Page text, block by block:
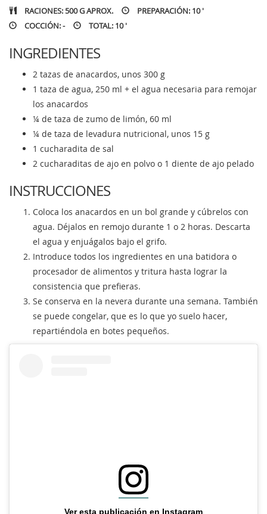
RACIONES: 500 G APROX.
PREPARACIÓN: 10 '
COCCIÓN: -
TOTAL: 10 '
INGREDIENTES
2 tazas de anacardos, unos 300 g
1 taza de agua, 250 ml + el agua necesaria para remojar
los anacardos
¼ de taza de zumo de limón, 60 ml
¼ de taza de levadura nutricional, unos 15 g
1 cucharadita de sal
2 cucharaditas de ajo en polvo o 1 diente de ajo pelado
INSTRUCCIONES
Coloca los anacardos en un bol grande y cúbrelos con
agua. Déjalos en remojo durante 1 o 2 horas. Descarta
el agua y enjuágalos bajo el grifo.
Introduce todos los ingredientes en una batidora o
procesador de alimentos y tritura hasta lograr la
consistencia que prefieras.
Se conserva en la nevera durante una semana. También
se puede congelar, que es lo que yo suelo hacer,
repartiéndola en botes pequeños.
Ver esta publicación en Instagram